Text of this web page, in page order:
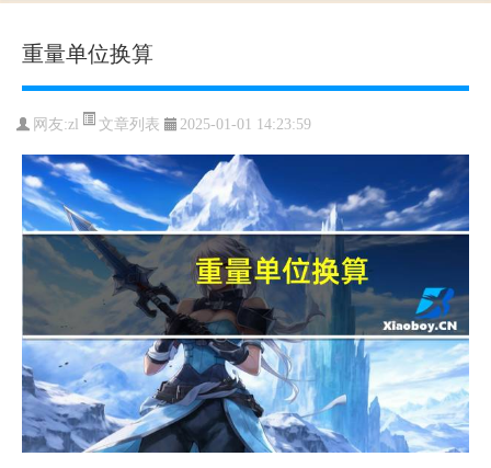
重量单位换算
网友:zl 文章列表 2025-01-01 14:23:59